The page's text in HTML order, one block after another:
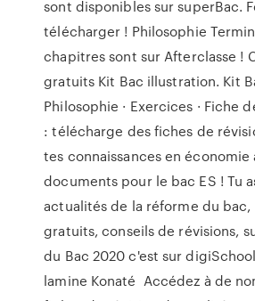
sont disponibles sur superBac.
télécharger ! Philosophie
chapitres sont sur Afterclasse !
gratuits Kit Bac illustration. Kit
Philosophie · Exercices · Fiche
: télécharge des fiches de
tes connaissances en économie
documents pour le bac ES ! Tu
actualités de la réforme du bac,
gratuits, conseils de révisions,
du Bac 2020 c'est sur
lamine Konaté Accédez à de